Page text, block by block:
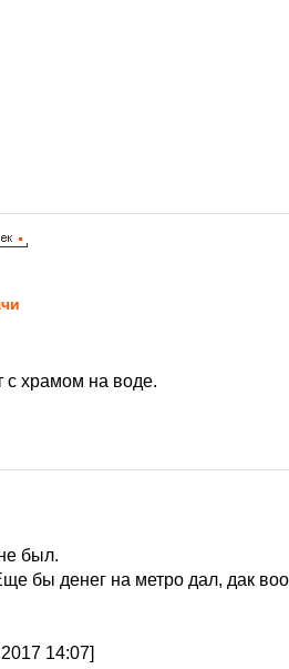
с храмом на воде.
был.
бы денег на метро дал, дак
14:07]